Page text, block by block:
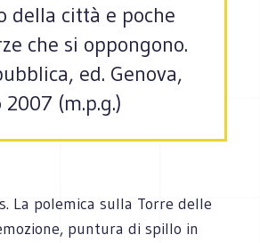
della città e poche
che si oppongono.
ed. Genova,
(m.p.g.)
La polemica sulla Torre delle
puntura di spillo in